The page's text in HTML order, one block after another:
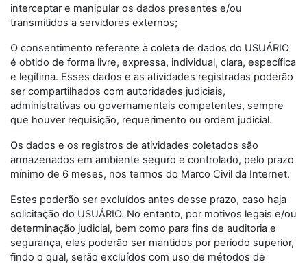
interceptar e manipular os dados presentes e/ou
transmitidos a servidores externos;
O consentimento referente à coleta de dados do USUÁRIO
é obtido de forma livre, expressa, individual, clara, específica
e legítima. Esses dados e as atividades registradas poderão
ser compartilhados com autoridades judiciais,
administrativas ou governamentais competentes, sempre
que houver requisição, requerimento ou ordem judicial.
Os dados e os registros de atividades coletados são
armazenados em ambiente seguro e controlado, pelo prazo
mínimo de 6 meses, nos termos do Marco Civil da Internet.
Estes poderão ser excluídos antes desse prazo, caso haja
solicitação do USUÁRIO. No entanto, por motivos legais e/ou
determinação judicial, bem como para fins de auditoria e
segurança, eles poderão ser mantidos por período superior,
findo o qual, serão excluídos com uso de métodos de